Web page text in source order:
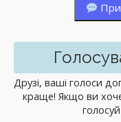
Друзі, ваші голоси
краще! Якщо ви